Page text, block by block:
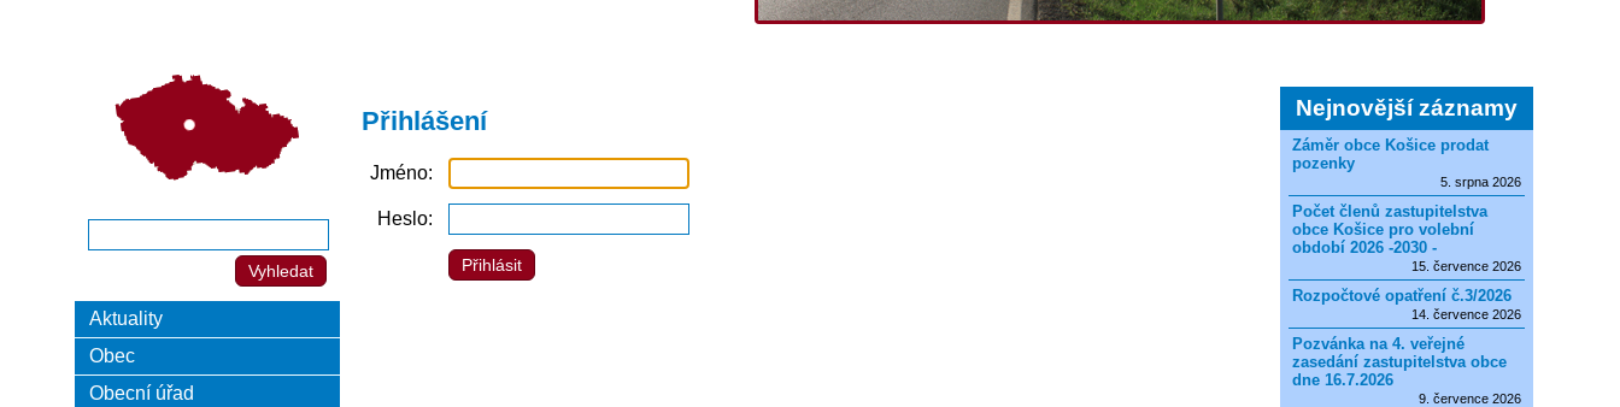
Přihlášení
Jméno
Heslo
Aktuality
Obec
Obecní úřad
Nejnovější záznamy
Záměr obce Košice prodat
pozenky
5. srpna 2026
Počet členů zastupitelstva
obce Košice pro volební
období 2026 -2030 -
15. července 2026
Rozpočtové opatření č.3/2026
14. července 2026
Pozvánka na 4. veřejné
zasedání zastupitelstva obce
dne 16.7.2026
9. července 2026